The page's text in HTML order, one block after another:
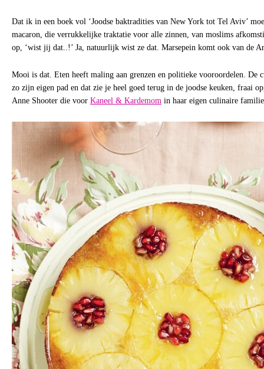
Dat ik in een boek vol ‘Joodse baktradities van New York tot Tel Aviv’
macaron, die verrukkelijke traktatie voor alle zinnen, van moslims
op, ‘wist jij dat..!’ Ja, natuurlijk wist ze dat. Marsepein komt ook van de
Mooi is dat. Eten heeft maling aan grenzen en politieke vooroordelen. De
zo zijn eigen pad en dat zie je heel goed terug in de joodse keuken, fraai
Anne Shooter die voor Kaneel & Kardemom in haar eigen culinaire